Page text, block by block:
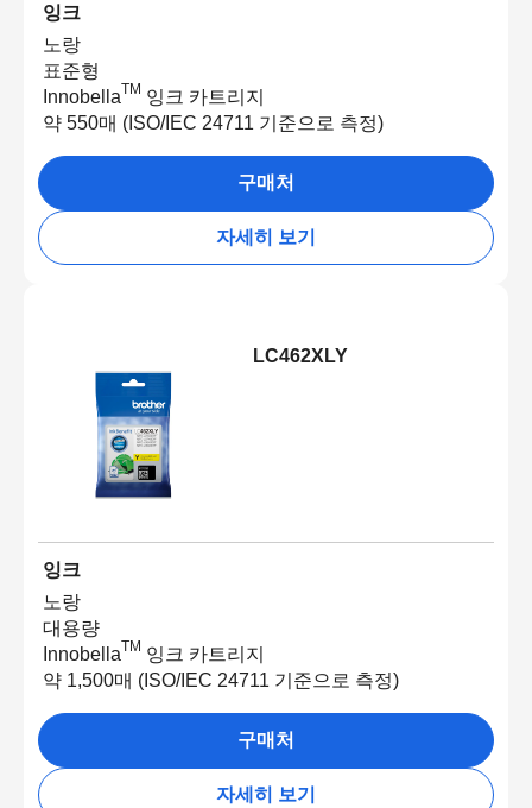
잉크
노랑
표준형
InnobellaTM 잉크 카트리지
약 550매 (ISO/IEC 24711 기준으로 측정)
구매처
자세히 보기
LC462XLY
잉크
노랑
대용량
InnobellaTM 잉크 카트리지
약 1,500매 (ISO/IEC 24711 기준으로 측정)
구매처
자세히 보기